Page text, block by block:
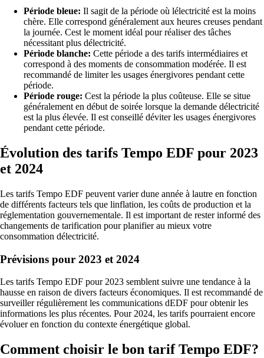
Période bleue: Il sagit de la période où lélectricité est la moins
chère. Elle correspond généralement aux heures creuses pendant
la journée. Cest le moment idéal pour réaliser des tâches
nécessitant plus délectricité.
Période blanche: Cette période a des tarifs intermédiaires et
correspond à des moments de consommation modérée. Il est
recommandé de limiter les usages énergivores pendant cette
période.
Période rouge: Cest la période la plus coûteuse. Elle se situe
généralement en début de soirée lorsque la demande délectricité
est la plus élevée. Il est conseillé déviter les usages énergivores
pendant cette période.
Évolution des tarifs Tempo EDF pour 2023
et 2024
Les tarifs Tempo EDF peuvent varier dune année à lautre en fonction
de différents facteurs tels que linflation, les coûts de production et la
réglementation gouvernementale. Il est important de rester informé des
changements de tarification pour planifier au mieux votre
consommation délectricité.
Prévisions pour 2023 et 2024
Les tarifs Tempo EDF pour 2023 semblent suivre une tendance à la
hausse en raison de divers facteurs économiques. Il est recommandé de
surveiller régulièrement les communications dEDF pour obtenir les
informations les plus récentes. Pour 2024, les tarifs pourraient encore
évoluer en fonction du contexte énergétique global.
Comment choisir le bon tarif Tempo EDF?